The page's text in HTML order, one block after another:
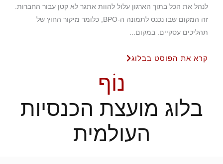
לנהל את הכל בתוך הארגון עלול להוות אתגר לא קטן עבור החברות.
זה המקום שבו נכנס לתמונה ה-BPO, כלומר מיקור החוץ של
תהליכים עסקיים. במקום...
קרא את הפוסט בבלוג
נוֹף
בלוג מועצת הכנסיות
העולמית